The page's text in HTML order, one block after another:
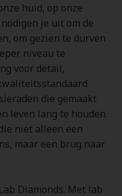
huid, op onze
je uit om de
om gezien te durven
niveau te
voor detail,
die gemaakt
leven lang te houden.
niet alleen een
maar een brug naar
Diamonds. Met lab